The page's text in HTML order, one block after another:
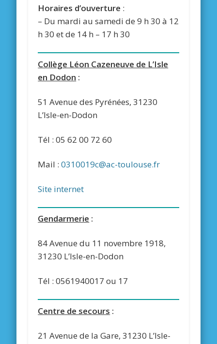
Horaires d’ouverture :
– Du mardi au samedi de 9 h 30 à 12
h 30 et de 14 h – 17 h 30
Collège Léon Cazeneuve de L’Isle
en Dodon :
51 Avenue des Pyrénées, 31230
L’Isle-en-Dodon
Tél : 05 62 00 72 60
Mail :0310019c@ac-toulouse.fr
Site internet
Gendarmerie :
84 Avenue du 11 novembre 1918,
31230 L’Isle-en-Dodon
Tél : 0561940017 ou 17
Centre de secours :
21 Avenue de la Gare, 31230 L’Isle-